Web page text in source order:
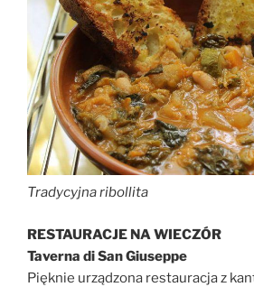
Tradycyjna ribollita
RESTAURACJE NA WIECZÓR
Taverna di San Giuseppe
Pięknie urządzona restauracja z